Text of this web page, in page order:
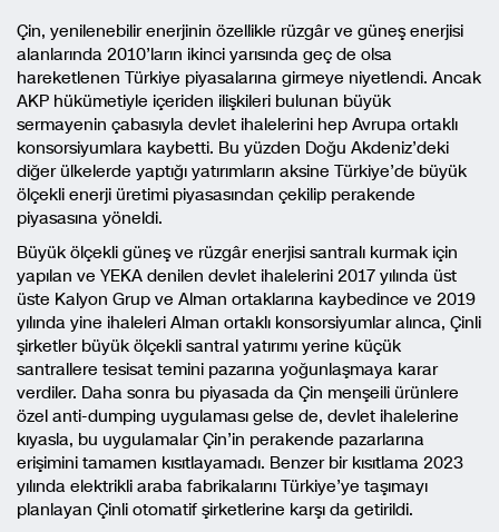
Çin, yenilenebilir enerjinin özellikle rüzgâr ve güneş enerjisi
alanlarında 2010’ların ikinci yarısında geç de olsa
hareketlenen Türkiye piyasalarına girmeye niyetlendi. Ancak
AKP hükümetiyle içeriden ilişkileri bulunan büyük
sermayenin çabasıyla devlet ihalelerini hep Avrupa ortaklı
konsorsiyumlara kaybetti. Bu yüzden Doğu Akdeniz’deki
diğer ülkelerde yaptığı yatırımların aksine Türkiye’de büyük
ölçekli enerji üretimi piyasasından çekilip perakende
piyasasına yöneldi.
Büyük ölçekli güneş ve rüzgâr enerjisi santralı kurmak için
yapılan ve YEKA denilen devlet ihalelerini 2017 yılında üst
üste Kalyon Grup ve Alman ortaklarına kaybedince ve 2019
yılında yine ihaleleri Alman ortaklı konsorsiyumlar alınca, Çinli
şirketler büyük ölçekli santral yatırımı yerine küçük
santrallere tesisat temini pazarına yoğunlaşmaya karar
verdiler. Daha sonra bu piyasada da Çin menşeili ürünlere
özel anti-dumping uygulaması gelse de, devlet ihalelerine
kıyasla, bu uygulamalar Çin’in perakende pazarlarına
erişimini tamamen kısıtlayamadı. Benzer bir kısıtlama 2023
yılında elektrikli araba fabrikalarını Türkiye’ye taşımayı
planlayan Çinli otomatif şirketlerine karşı da getirildi.